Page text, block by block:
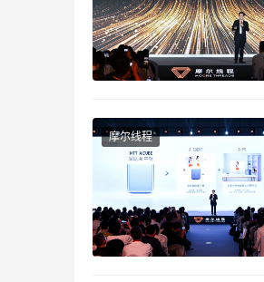
数据资源是现代经济社会
值预计超过2600亿元人民
技术的最新进展，为行业
到安全全系列展示，聚焦
摩尔线程